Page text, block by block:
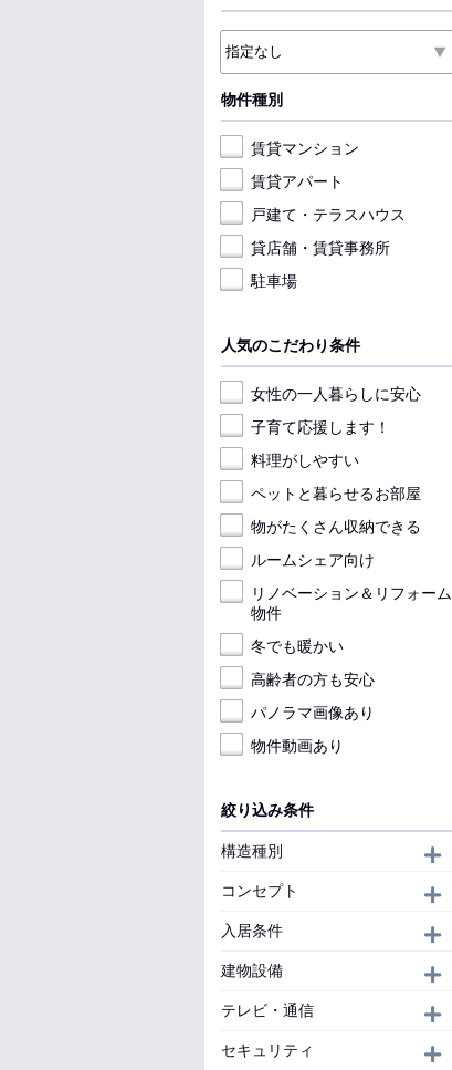
物件種別
賃貸マンション
賃貸アパート
戸建て・テラスハウス
貸店舗・賃貸事務所
駐車場
人気のこだわり条件
女性の一人暮らしに安心
子育て応援します！
料理がしやすい
ペットと暮らせるお部屋
物がたくさん収納できる
ルームシェア向け
リノベーション＆リフォーム
物件
冬でも暖かい
高齢者の方も安心
パノラマ画像あり
物件動画あり
絞り込み条件
構造種別
コンセプト
入居条件
建物設備
テレビ・通信
セキュリティ